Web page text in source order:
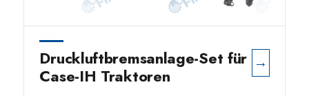
Druckluftbremsanlage-Set für
Case-IH Traktoren
→